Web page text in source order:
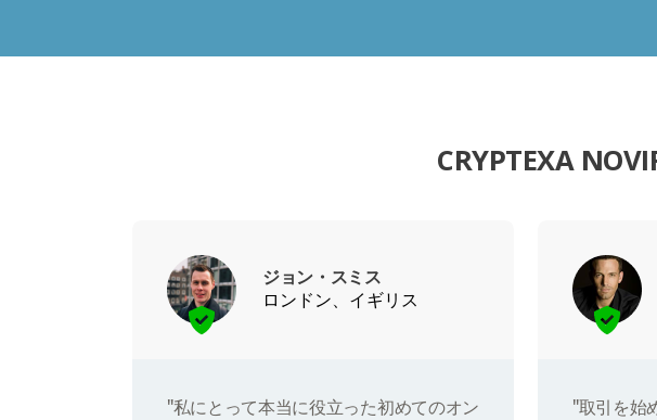
CRYPTEXA
ジョン・スミス
ロンドン、イギリス
"私にとって本当に役立った初めてのオン
"取引を始